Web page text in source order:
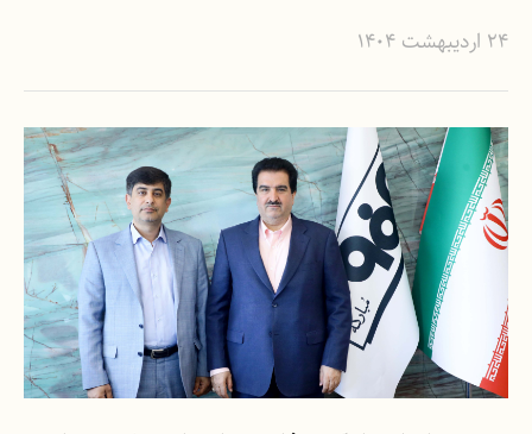
۲۴ اردیبهشت ۱۴۰۴